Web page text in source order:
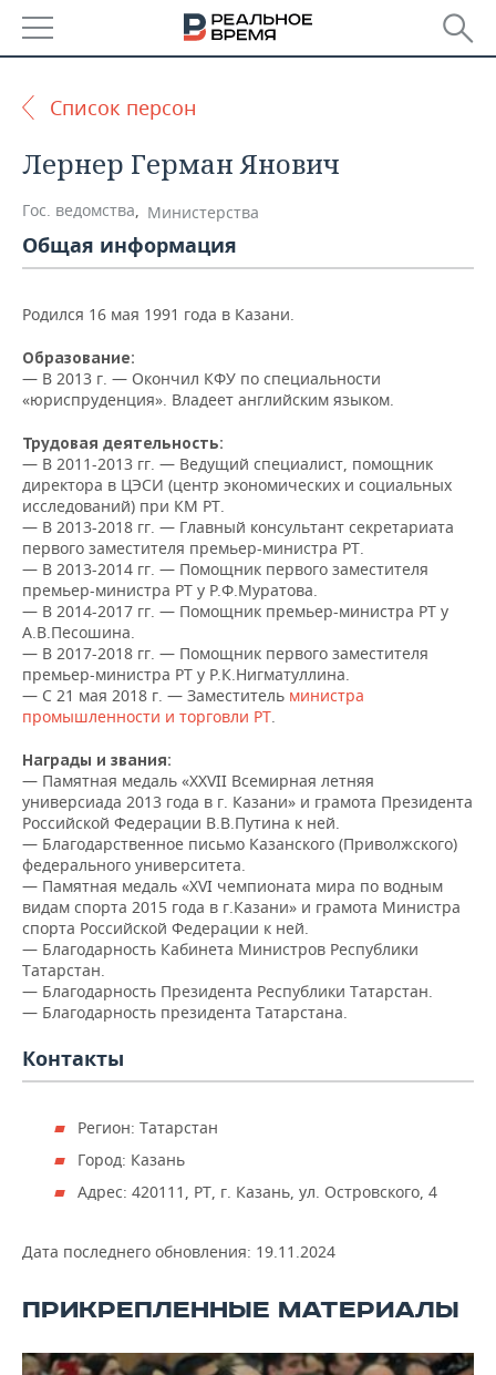
ТАТАРСТАН
УДМУРТИЯ
АНАЛИТИКА
НОВОСТИ АНАЛИТИКИ
ВУЗЫ ТАТАРСТАНА
КОМУ ПРИНАДЛЕЖАТ
ТОРГОВЫЕ ЦЕНТРЫ
ТАТАРСТАНА
ЭКОНОМИКА
БАНКИ
БЮДЖЕТ
ИНВЕСТИЦИИ
ПРОМЫШЛЕННОСТИ
АГРОПРОМ
МАШИНОСТРОЕНИЕ
НЕФТЕХИМИЯ
НЕФТЬ
ОПК
ЭНЕРГЕТИКА
НОВОСТИ НЕДВИЖИМОСТИ
АВТО
НОВОСТИ АВТО
БИЗНЕС
НОВОСТИ БИЗНЕСА
РОЗНИЧНАЯ ТОРГОВЛЯ
ТРАНСПОРТ
УСЛУГИ
ТЕХНОЛОГИИ
НОВОСТИ ТЕХНОЛОГИЙ
IT
МЕДИА
ТЕЛЕКОММУНИКАЦИИ
МЕРОПРИЯТИЯ
НОВОСТИ МЕРОПРИЯТИЙ
ВЫЕЗДНАЯ РЕДАКЦИЯ
БИЗНЕС-БРАНЧИ
ОТКРЫТАЯ ЛЕКЦИЯ
СПОРТ
НОВОСТИ СПОРТА
ФУТБОЛ
БАСКЕТБОЛ
ВОЛЕЙБОЛ
КИБЕРСПОРТ
ФИГУРНОЕ КАТАНИЕ
ВОДНЫЕ ВИДЫ СПОРТА
ХОККЕЙ С МЯЧОМ
ОБЩЕСТВО
НОВОСТИ ОБЩЕСТВА
ИНФРАСТРУКТУРА
ИСТОРИЯ
КУЛЬТУРА
МЕДИЦИНА
ОБРАЗОВАНИЕ
ПРОИСШЕСТВИЯ
ФОТОГАЛЕРЕЯ
СПРАВОЧНИК
СПИСОК ПЕРСОН
СПИСОК КОМПАНИЙ
ПОЛНАЯ ВЕРСИЯ
Список персон
Лернер Герман Янович
Гос. ведомства, Министерства
Общая информация
Родился 16 мая 1991 года в Казани.
Образование:
— В 2013 г. — Окончил КФУ по специальности
«юриспруденция». Владеет английским языком.
Трудовая деятельность:
— В 2011-2013 гг. — Ведущий специалист, помощник
директора в ЦЭСИ (центр экономических и социальных
исследований) при КМ РТ.
— В 2013-2018 гг. — Главный консультант секретариата
первого заместителя премьер-министра РТ.
— В 2013-2014 гг. — Помощник первого заместителя
премьер-министра РТ у Р.Ф.Муратова.
— В 2014-2017 гг. — Помощник премьер-министра РТ у
А.В.Песошина.
— В 2017-2018 гг. — Помощник первого заместителя
премьер-министра РТ у Р.К.Нигматуллина.
— С 21 мая 2018 г. — Заместитель министра
промышленности и торговли РТ
Награды и звания:
— Памятная медаль «XXVII Всемирная летняя
универсиада 2013 года в г. Казани» и грамота Президента
Российской Федерации В.В.Путина к ней.
— Благодарственное письмо Казанского (Приволжского)
федерального университета.
— Памятная медаль «XVI чемпионата мира по водным
видам спорта 2015 года в г.Казани» и грамота Министра
спорта Российской Федерации к ней.
— Благодарность Кабинета Министров Республики
Татарстан.
— Благодарность Президента Республики Татарстан.
— Благодарность президента Татарстана.
Контакты
Регион: Татарстан
Город: Казань
Адрес: 420111, РТ, г. Казань, ул. Островского, 4
Дата последнего обновления: 19.11.2024
ПРИКРЕПЛЕННЫЕ МАТЕРИАЛЫ